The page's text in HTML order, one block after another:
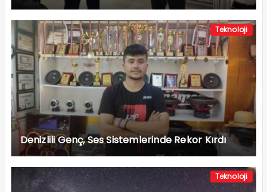
Teknoloji
Denizlili Genç, Ses Sistemlerinde Rekor Kırdı
Teknoloji